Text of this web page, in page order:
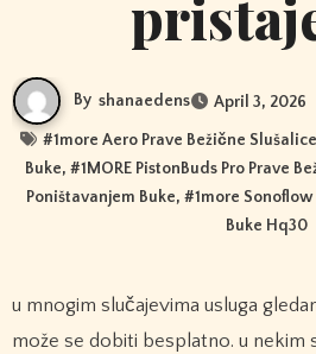
By shanaedens April 3, 2026
#1more Aero Prave Bežične
Buke, #1MORE PistonBuds Pro Prave
Poništavanjem Buke, #1more
Buke Hq30
u mnogim slučajevima usluga gledanja nogometa online
može se dobiti besplatno. u nekim